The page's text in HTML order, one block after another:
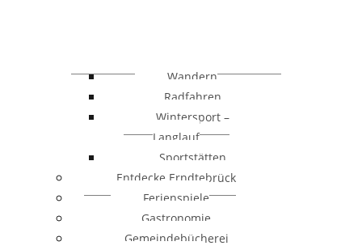
Wandern
Radfahren
Wintersport –
Langlauf
Sportstätten
Entdecke Erndtebrück
Ferienspiele
Gastronomie
Gemeindebücherei